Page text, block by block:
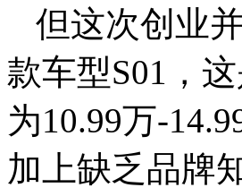
但这次创业
款车型S01，
为10.99万-
加上缺乏品牌